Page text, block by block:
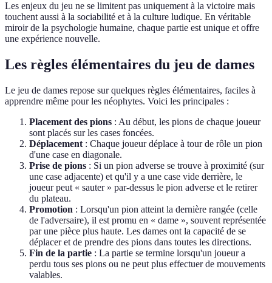
Les enjeux du jeu ne se limitent pas uniquement à la victoire mais
touchent aussi à la sociabilité et à la culture ludique. En véritable
miroir de la psychologie humaine, chaque partie est unique et offre
une expérience nouvelle.
Les règles élémentaires du jeu de dames
Le jeu de dames repose sur quelques règles élémentaires, faciles à
apprendre même pour les néophytes. Voici les principales :
Placement des pions : Au début, les pions de chaque joueur
sont placés sur les cases foncées.
Déplacement : Chaque joueur déplace à tour de rôle un pion
d'une case en diagonale.
Prise de pions : Si un pion adverse se trouve à proximité (sur
une case adjacente) et qu'il y a une case vide derrière, le
joueur peut « sauter » par-dessus le pion adverse et le retirer
du plateau.
Promotion : Lorsqu'un pion atteint la dernière rangée (celle
de l'adversaire), il est promu en « dame », souvent représentée
par une pièce plus haute. Les dames ont la capacité de se
déplacer et de prendre des pions dans toutes les directions.
Fin de la partie : La partie se termine lorsqu'un joueur a
perdu tous ses pions ou ne peut plus effectuer de mouvements
valables.